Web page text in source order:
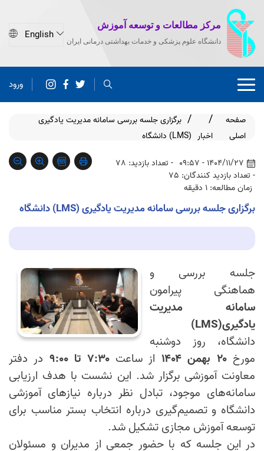
مرکز مطالعات و توسعه آموزش
دانشگاه علوم پزشکی و خدمات بهداشتی درمانی ایران
ورود
صفحه
اصلی
اخبار
برگزاری جلسه بررسی سامانه مدیریت یادگیری
(LMS) دانشگاه
1404/11/27 - 09:57
- تعداد بازدید: 78
- تعداد بازدید کنندگان: 75
زمان مطالعه: 1 دقیقه
برگزاری جلسه بررسی سامانه مدیریت یادگیری (LMS) دانشگاه
جلسه بررسی و
هماهنگی پیرامون
سامانه مدیریت
یادگیری(LMS)
دانشگاه، روز دوشنبه
مورخ۲۰ بهمن۱۴۰۴ از ساعت۷:۳۰ تا۹:۰۰ در دفتر
معاونت آموزشی برگزار شد. این نشست با هدف ارزیابی
سامانه‌های موجود، تبادل نظر درباره نیازهای آموزشی
دانشگاه و تصمیم‌گیری درباره انتخاب بستر مناسب برای
توسعه آموزش مجازی تشکیل شد.
در این جلسه که با حضور جمعی از مدیران و مسئولان